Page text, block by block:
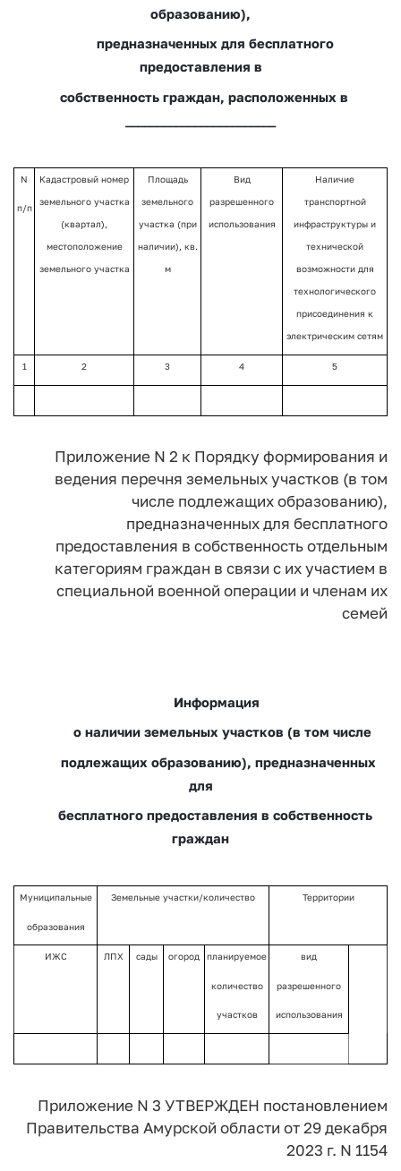
образованию),
предназначенных для бесплатного
предоставления в
собственность граждан, расположенных в
N
п/п
Кадастровый номер
земельного участка
(квартал),
местоположение
земельного участка
Площадь
земельного
участка (при
наличии), кв.
м
Вид
разрешенного
использования
Наличие
транспортной
инфраструктуры и
технической
возможности для
технологического
присоединения к
электрическим сетям
1 2 3 4 5
Приложение N 2 к Порядку формирования и
ведения перечня земельных участков (в том
числе подлежащих образованию),
предназначенных для бесплатного
предоставления в собственностьотдельным
категориям граждан в связи с их участием в
специальной военной операции и членам их
семей
Информация
о наличии земельных участков (в том числе
подлежащих образованию), предназначенных
для
бесплатного предоставления в собственность
граждан
Муниципальные
образования
Земельные участки/количество Территории
ИЖС ЛПХ сады огород планируемое
количество
участков
вид
разрешенного
использования
Приложение N 3 УТВЕРЖДЕН постановлением
Правительства Амурской области от 29 декабря
2023 г. N 1154